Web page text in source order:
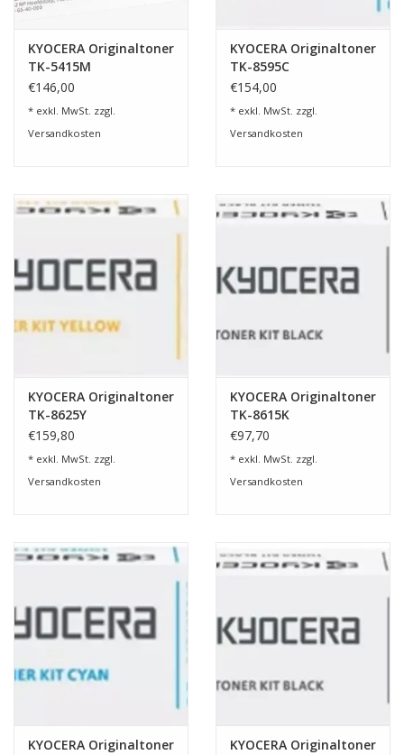
KYOCERA Originaltoner
TK-5415M
€146,00
* exkl. MwSt. zzgl.
Versandkosten
KYOCERA Originaltoner
TK-8595C
€154,00
* exkl. MwSt. zzgl.
Versandkosten
KYOCERA Originaltoner
TK-8625Y
€159,80
* exkl. MwSt. zzgl.
Versandkosten
KYOCERA Originaltoner
TK-8615K
€97,70
* exkl. MwSt. zzgl.
Versandkosten
KYOCERA Originaltoner
KYOCERA Originaltoner